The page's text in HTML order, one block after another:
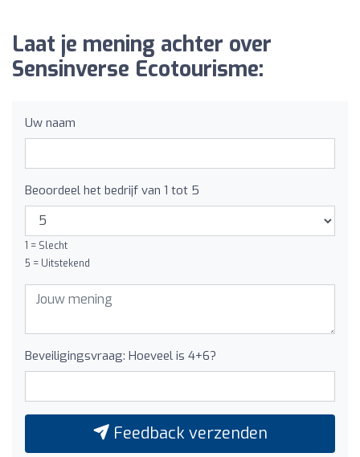
Laat je mening achter over
Sensinverse Ecotourisme:
Uw naam
Beoordeel het bedrijf van 1 tot 5
1 = Slecht
5 = Uitstekend
Beveiligingsvraag: Hoeveel is 4+6?
Feedback verzenden